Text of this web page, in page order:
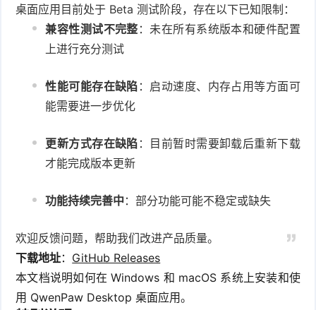
桌面应用目前处于 Beta 测试阶段，存在以下已知限制：
兼容性测试不完整 ：未在所有系统版本和硬件配置
上进行充分测试
性能可能存在缺陷 ：启动速度、内存占用等方面可
能需要进一步优化
更新方式存在缺陷 ：目前暂时需要卸载后重新下载
才能完成版本更新
功能持续完善中 ：部分功能可能不稳定或缺失
欢迎反馈问题，帮助我们改进产品质量。
下载地址： GitHub Releases
本文档说明如何在 Windows 和 macOS 系统上安装和使
用 QwenPaw Desktop 桌面应用。